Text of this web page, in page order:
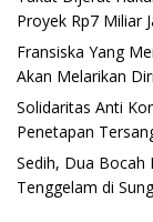
Proyek Rp7 Miliar
Fransiska Yang
Akan Melarikan
Solidaritas Anti
Penetapan
Sedih, Dua Bocah
Tenggelam di